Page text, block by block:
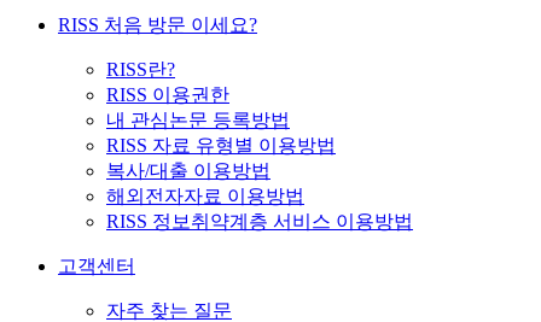
RISS 처음 방문 이세요?
RISS란?
RISS 이용권한
내 관심논문 등록방법
RISS 자료 유형별 이용방법
복사/대출 이용방법
해외전자자료 이용방법
RISS 정보취약계층 서비스 이용방법
고객센터
자주 찾는 질문